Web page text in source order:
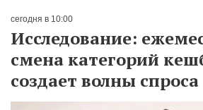
сегодня в 10:00
Исследование:
смена категорий
создает волны спроса